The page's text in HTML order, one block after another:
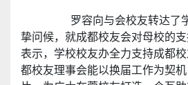
罗容向与会校友转达了学
挚问候，就成都校友会对母校的
表示，学校校友办全力支持成都
都校友理事会能以换届工作为契